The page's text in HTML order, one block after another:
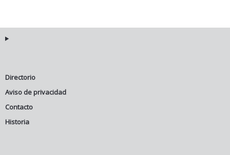
Directorio
Aviso de privacidad
Contacto
Historia